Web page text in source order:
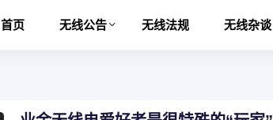
首页 无线公告 无线法规 无线杂谈